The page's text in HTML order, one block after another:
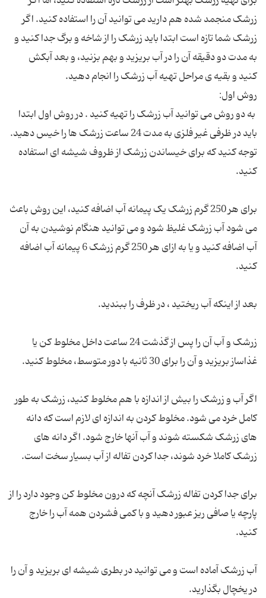
زرشک منجمد شده هم دارید می توانید آن را استفاده کنید. اگر
زرشک شما تازه است ابتدا باید زرشک را از شاخه و برگ جدا کنید و
به مدت دو دقیقه آن را در آب بریزید و بهم بزنید، و بعد آبکش
کنید و بقیه ی مراحل تهیه آب زرشک را انجام دهید.
روش اول:
به دو روش می توانید آب زرشک را تهیه کنید . در روش اول ابتدا
باید در ظرفی غیر فلزی به مدت 24 ساعت زرشک ها را خیس دهید.
توجه کنید که برای خیساندن زرشک از ظروف شیشه ای استفاده
کنید.
برای هر 250 گرم زرشک یک پیمانه آب اضافه کنید، این روش باعث
می شود آب زرشک غلیظ شود و می توانید هنگام نوشیدن به آن
آب اضافه کنید و یا به ازای هر 250 گرم زرشک 6 پیمانه آب اضافه
کنید.
بعد از اینکه آب ریختید ، در ظرف را ببندید.
زرشک و آب آن را پس از گذشت 24 ساعت داخل مخلوط کن یا
غذاساز بریزید و آن را برای 30 ثانیه با دور متوسط، مخلوط کنید.
اگر آب و زرشک را بیش از اندازه با هم مخلوط کنید، زرشک به طور
کامل خرد می شود. مخلوط کردن به اندازه ای لازم است که دانه
های زرشک شکسته شوند و آب آنها خارج شود. اگر دانه های
زرشک کاملا خرد شوند، جدا کردن تفاله از آب بسیار سخت است.
برای جدا کردن تفاله زرشک آنچه که درون مخلوط کن وجود دارد را از
پارچه یا صافی ریز عبور دهید و با کمی فشردن همه آب را خارج
کنید.
آب زرشک آماده است و می توانید در بطری شیشه ای بریزید و آن را
در یخچال بگذارید.